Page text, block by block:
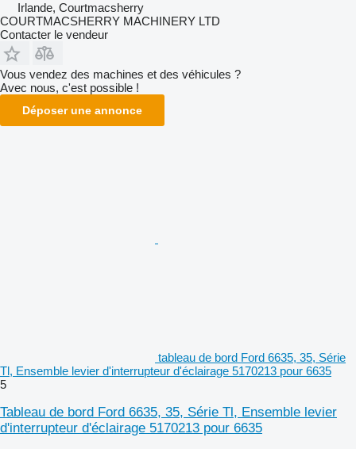
Irlande, Courtmacsherry
COURTMACSHERRY MACHINERY LTD
Contacter le vendeur
Vous vendez des machines et des véhicules ?
Avec nous, c'est possible !
Déposer une annonce
tableau de bord Ford 6635, 35, Série
Tl, Ensemble levier d'interrupteur d'éclairage 5170213 pour 6635
5
Tableau de bord Ford 6635, 35, Série Tl, Ensemble levier
d'interrupteur d'éclairage 5170213 pour 6635